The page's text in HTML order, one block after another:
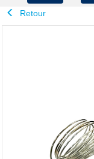
Retour